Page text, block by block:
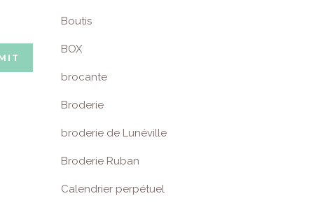
Boutis
BOX
brocante
Broderie
broderie de Lunéville
Broderie Ruban
Calendrier perpétuel